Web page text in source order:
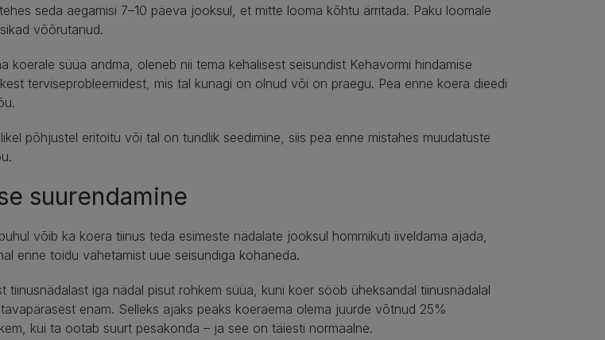
seda aegamisi 7–10 päeva jooksul, et mitte looma kõhtu ärritada. Paku loomale
võõrutanud.
koerale süüa andma, oleneb nii tema kehalisest seisundist Kehavormi hindamise
terviseprobleemidest, mis tal kunagi on olnud või on praegu. Pea enne koera dieedi
põhjustel eritoitu või tal on tundlik seedimine, siis pea enne mistahes muudatuste
suurendamine
võib ka koera tiinus teda esimeste nädalate jooksul hommikuti iiveldama ajada,
enne toidu vahetamist uue seisundiga kohaneda.
tiinusnädalast iga nädal pisut rohkem süüa, kuni koer sööb üheksandal tiinusnädalal
enam. Selleks ajaks peaks koeraema olema juurde võtnud 25%
kui ta ootab suurt pesakonda – ja see on täiesti normaalne.